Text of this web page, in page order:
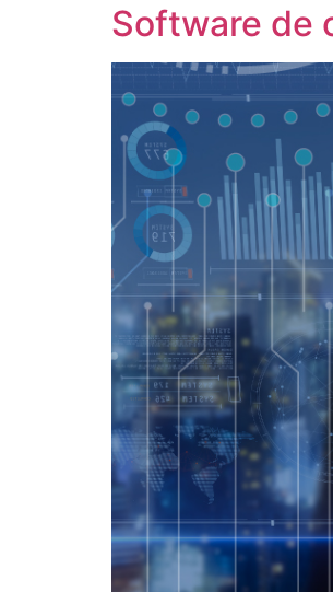
Software de